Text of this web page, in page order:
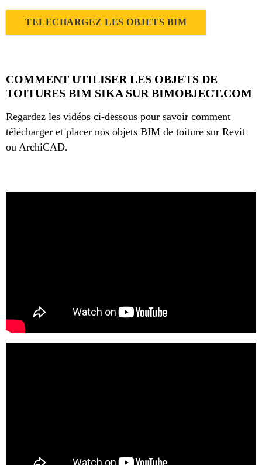
TELECHARGEZ LES OBJETS BIM
COMMENT UTILISER LES OBJETS DE
TOITURES BIM SIKA SUR BIMOBJECT.COM
Regardez les vidéos ci-dessous pour savoir comment
télécharger et placer nos objets BIM de toiture sur Revit
ou ArchiCAD.